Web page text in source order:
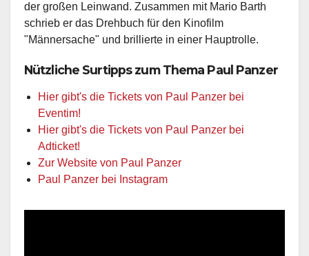
der großen Leinwand. Zusammen mit Mario Barth
schrieb er das Drehbuch für den Kinofilm
"Männersache" und brillierte in einer Hauptrolle.
Nützliche Surtipps zum Thema Paul Panzer
Hier gibt's die Tickets von Paul Panzer bei
Eventim!
Hier gibt's die Tickets von Paul Panzer bei
Adticket!
Zur Website von Paul Panzer
Paul Panzer bei Instagram